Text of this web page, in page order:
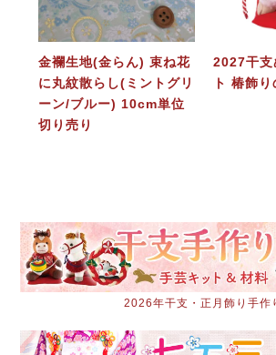
金襴生地(金らん) 束ね花
に丸紋散らし(ミントグリ
ーン/ブルー) 10cm単位
切り売り
2027干支
ト 椿飾
2026年干支・正月飾り手作